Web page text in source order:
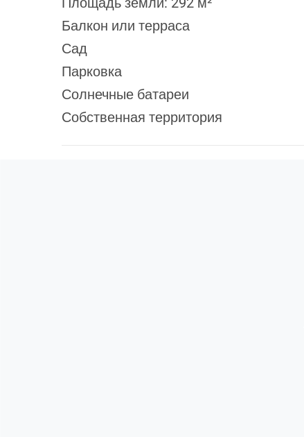
Балкон или терраса
Сад
Парковка
Солнечные батареи
Собственная территория